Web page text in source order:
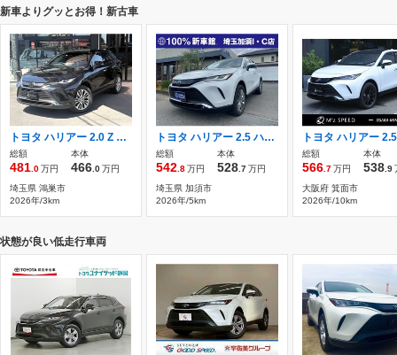
新車よりグッとお得！新古車
トヨタ ハリアー 2.0 Z レザーパッケージ 内装ブラウン 調光式パノラマルーフ
総額
481 .0万円
本体
466 .0万円
埼玉県 鴻巣市
2026年/3km
トヨタ ハリアー 2.5 ハイブリッド Z レザーパッケージ 新車未登録/全方位カメラ/パノラマルーフ/
総額
542 .8万円
本体
528 .7万円
埼玉県 加須市
2026年/5km
総額
566 .7万円
本体
538 .9
大阪府 箕面市
2026年/10km
状態が良い低走行車両